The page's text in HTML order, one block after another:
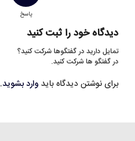
پاسخ
دیدگاه خود را ثبت کنید
تمایل دارید در گفتگوها شرکت کنید؟
در گفتگو ها شرکت کنید.
برای نوشتن دیدگاه بایدوارد بشوید.